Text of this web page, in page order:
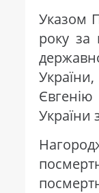
Указом
року за
України